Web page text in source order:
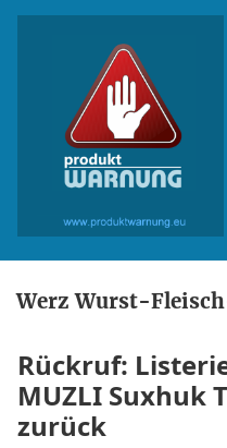
Werz Wurst-
Rückruf:
MUZLI Suxhuk
zurück